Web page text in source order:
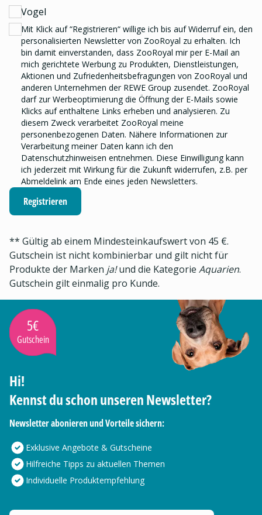
Vogel
Mit Klick auf “Registrieren“ willige ich bis auf Widerruf ein, den
personalisierten Newslettervon ZooRoyal zu erhalten. Ich
bin damit einverstanden, dass ZooRoyal mir per E-Mail an
mich gerichtete Werbung zu Produkten, Dienstleistungen,
Aktionen und Zufriedenheitsbefragungen von ZooRoyal und
anderen Unternehmen der REWE Group zusendet. ZooRoyal
darf zur Werbeoptimierung die Öffnung der E-Mails sowie
Klicks auf enthaltene Links erheben und analysieren. Zu
diesem Zweck verarbeitet ZooRoyal meine
personenbezogenen Daten. Nähere Informationen zur
Verarbeitung meiner Daten kann ich den
Datenschutzhinweisen entnehmen. Diese Einwilligung kann
ich jederzeit mit Wirkung für die Zukunft widerrufen, z.B. per
Abmeldelink am Ende eines jeden Newsletters.
Registrieren
** Gültig ab einem Mindesteinkaufswert von 45 €.
Gutschein ist nicht kombinierbar und gilt nicht für
Produkte der Marken ja!und die Kategorie Aquarien.
Gutschein gilt einmalig pro Kunde.
5€
Gutschein
Hi!
Kennst du schon unseren Newsletter?
Newsletter abonieren und Vorteile sichern:
Exklusive Angebote & Gutscheine
Hilfreiche Tipps zu aktuellen Themen
Individuelle Produktempfehlung
Deine E-Mail Adresse